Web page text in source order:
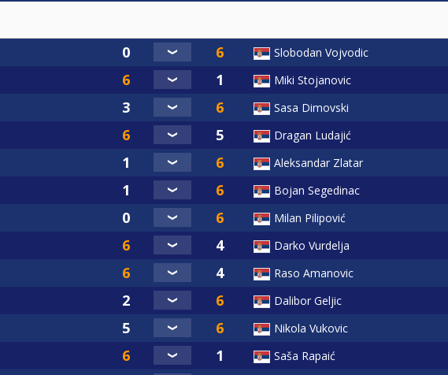
Slobodan Vojvodic
Miki Stojanovic
Sasa Dimovski
Dragan Ludajić
Aleksandar Zlatar
Bojan Segedinac
Milan Pilipović
Darko Vurdelja
Raso Amanovic
Dalibor Geljic
Nikola Vukovic
Saša Rapaić